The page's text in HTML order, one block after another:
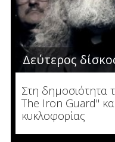
Δεύτερος
Στη δημοσιότητα
The Iron Guard"
κυκλοφορίας